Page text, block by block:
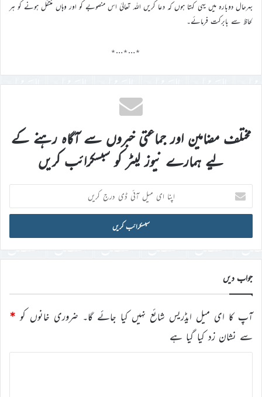
بہرحال دوبارہ میں یہی کہتا ہوں کہ دعا کریں اللہ تعالیٰ اس منصوبے کو اور وہاں منتقل ہونے کو ہر
لحاظ سے بابرکت فرمائے۔
٭…٭…٭
مختلف مضامین اور جماعتی خبروں سے آگاہ رہنے کے
لیے ہمارے نیوز لیٹر کو سبسکرائب کریں
اپنا
ای
میل
ڈی
درج
کریں
جواب دیں
آپ کا ای میل ایڈریس شائع نہیں کیا جائے گا۔ ضروری خانوں کو *
سے نشان زد کیا گیا ہے